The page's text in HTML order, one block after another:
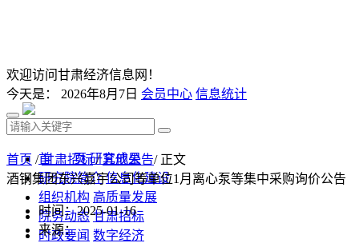
欢迎访问甘肃经济信息网！
今天是： 2026年8月7日 会员中心 信息统计
首 页 研究成果
研究院简介 信息化建设
组织机构 高质量发展
院务动态 甘肃招标
时政要闻 数字经济
首页 /甘肃招标/其他公告/ 正文
酒钢集团东兴嘉宇公司等单位1月离心泵等集中采购询价公告
时间：2025-01-16
来源：